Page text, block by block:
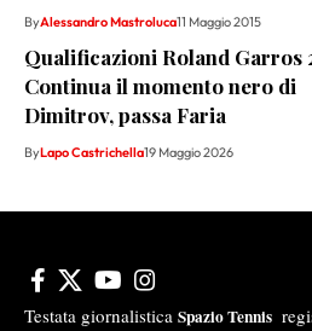
ByAlessandro Mastroluca11 Maggio 2015
Qualificazioni Roland Garros
Continua il momento nero di
Dimitrov, passa Faria
ByLapo Castrichella19 Maggio 2026
Testata giornalistica Spazio Tennis